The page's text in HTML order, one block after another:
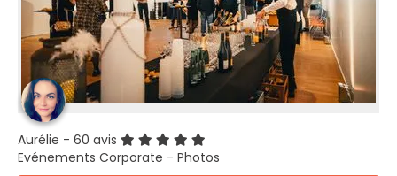
Aurélie - 60 avis
Evénements Corporate - Photos